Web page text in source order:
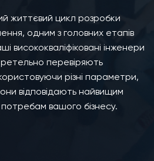
життєвий цикл розробки
одним з головних етапів
висококваліфіковані інженери
ретельно перевіряють
різні параметри,
відповідають найвищим
вашого бізнесу.